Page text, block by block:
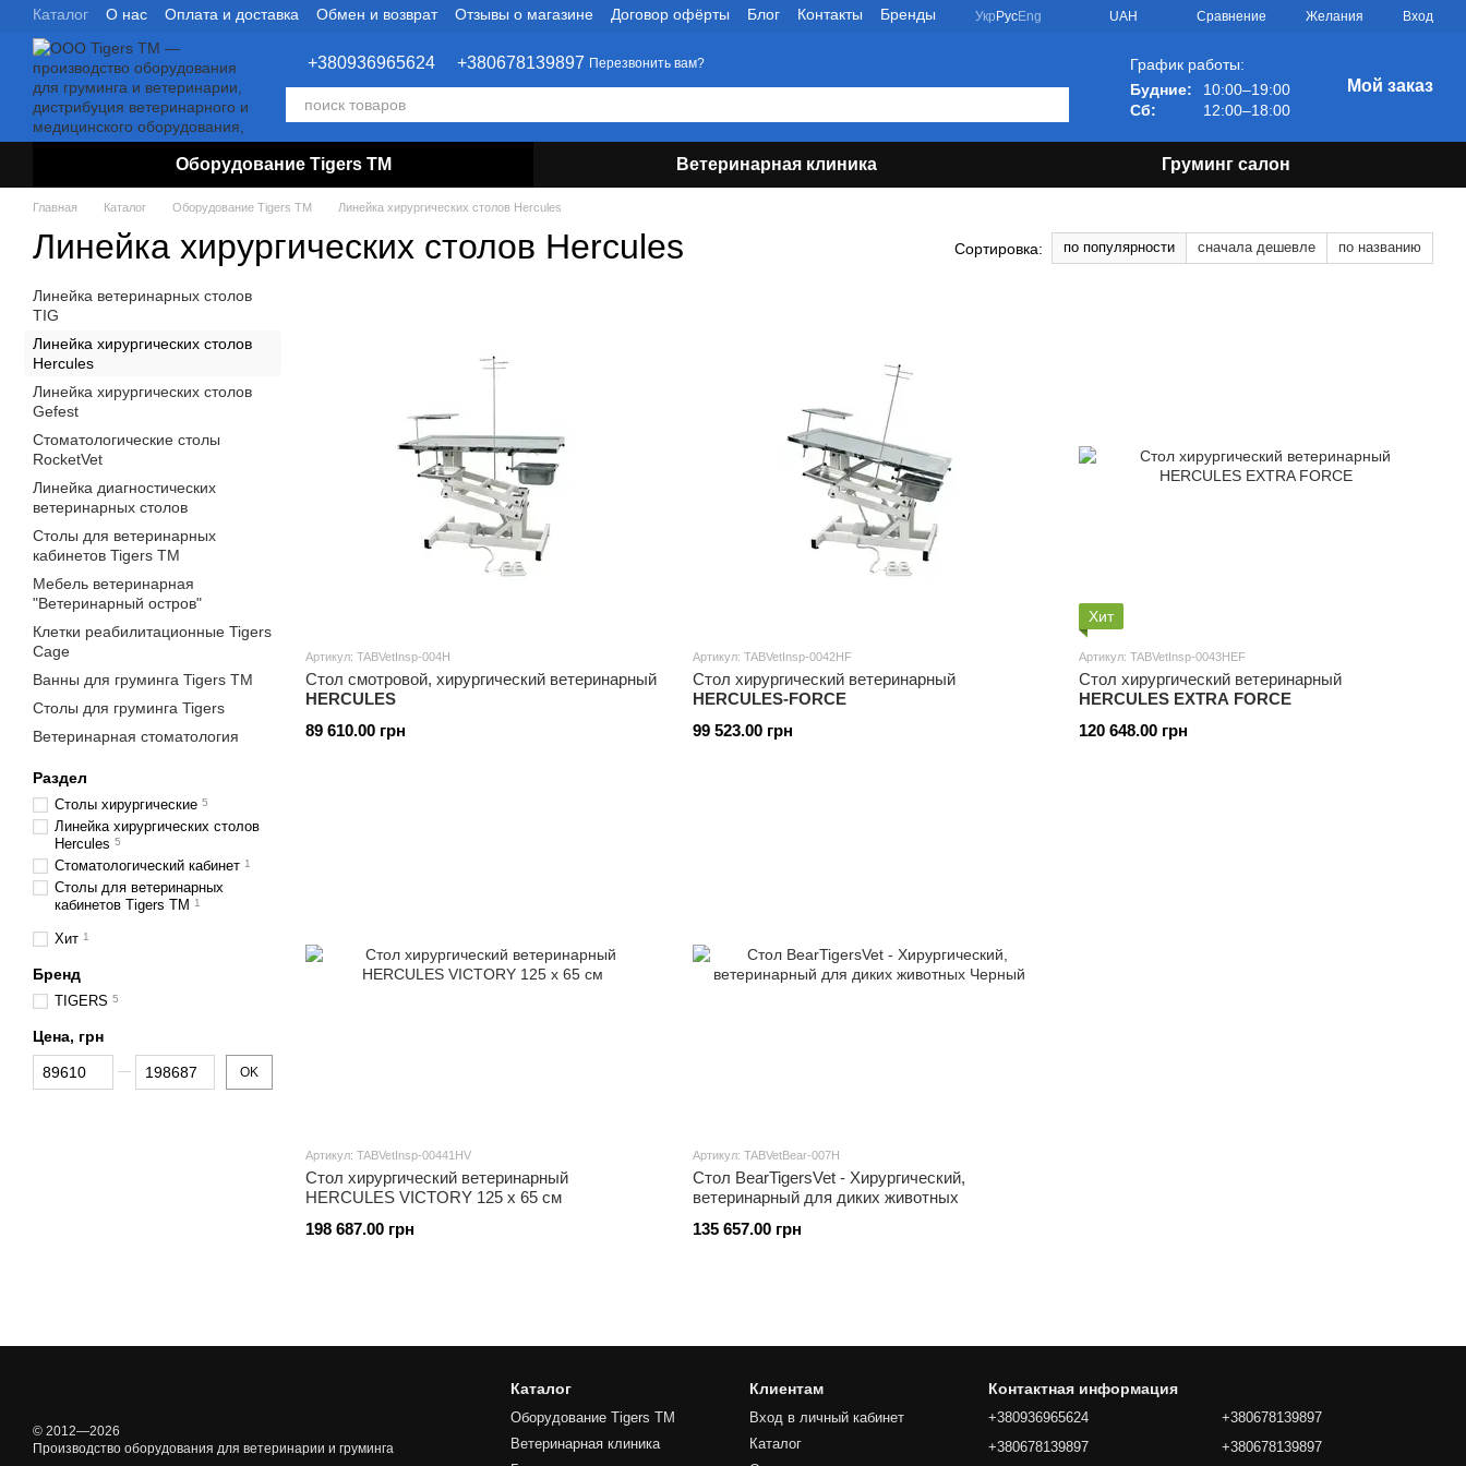
Перейти к основному контенту
Каталог О нас Оплата и доставка Обмен и возврат Отзывы о магазине Договор офёрты Блог Контакты Бренды Укр РусEng UAH Сравнение Желания Вход
+380936965624 +380678139897 Перезвонить вам?
График работы:
Будние:
10:00–19:00
Сб:
12:00–18:00
Мой заказ
Оборудование Tigers TM Ветеринарная клиника Груминг салон
Главная Каталог Оборудование Tigers TM Линейка хирургических столов Hercules
Линейка хирургических столов Hercules Сортировка: по популярности сначала дешевле по названию
Артикул: TABVetInsp-004H
Стол смотровой, хирургический ветеринарный
HERCULES
89 610.00 грн
Артикул: TABVetInsp-0042HF
Стол хирургический ветеринарный
HERCULES-FORCE
99 523.00 грн
Хит
Артикул: TABVetInsp-0043HEF
Стол хирургический ветеринарный
HERCULES EXTRA FORCE
120 648.00 грн
Артикул: TABVetInsp-00441HV
Cтол хирургический ветеринарный
HERCULES VICTORY 125 х 65 см
198 687.00 грн
Артикул: TABVetBear-007H
Стол BearTigersVet - Хирургический,
ветеринарный для диких животных
135 657.00 грн
Линейка ветеринарных столов
TIG
Линейка хирургических столов
Hercules
Линейка хирургических столов
Gefest
Стоматологические столы
RocketVet
Линейка диагностических
ветеринарных столов
Столы для ветеринарных
кабинетов Tigers TM
Мебель ветеринарная
"Ветеринарный остров"
Клетки реабилитационные Tigers
Cage
Ванны для груминга Tigers TM
Столы для груминга Tigers
Ветеринарная стоматология
Раздел
Столы хирургические 5
Линейка хирургических столов
Hercules 5
Стоматологический кабинет 1
Столы для ветеринарных
кабинетов Tigers TM
1
Хит 1
Бренд
TIGERS 5
Цена, грн
От Цена, грн
До Цена, грн OK
© 2012—2026
Производство оборудования для ветеринарии и груминга
Каталог
Оборудование Tigers TM
Ветеринарная клиника
Клиентам
Вход в личный кабинет
Каталог
Контактная информация
+380936965624
+380678139897
+380678139897
+380678139897